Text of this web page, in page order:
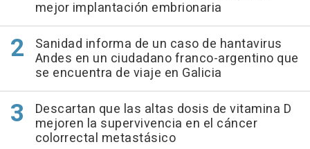
mejor implantación embrionaria
Sanidad informa de un caso de hantavirus
Andes en un ciudadano franco-argentino que
se encuentra de viaje en Galicia
Descartan que las altas dosis de vitamina D
mejoren la supervivencia en el cáncer
colorrectal metastásico